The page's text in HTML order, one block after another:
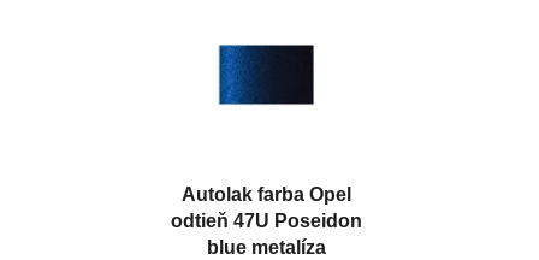
Autolak farba Opel
odtieň 47U Poseidon
blue metalíza